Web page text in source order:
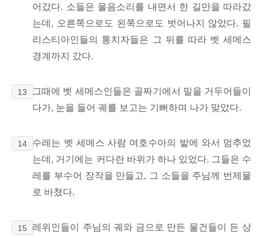
어갔다. 소들은 울음소리를 내면서 한 길만을 따라갔
는데, 오른쪽으로도 왼쪽으로도 벗어나지 않았다. 필
리스티아인들의 통치자들은 그 뒤를 따라 벳 세메스
경계까지 갔다.
13
그때에 벳 세메스인들은 골짜기에서 밀을 거두어들이
다가, 눈을 들어 궤를 보고는 기뻐하며 나가 맞았다.
14
수레는 벳 세메스 사람 여호수아의 밭에 와서 멈추었
는데, 거기에는 커다란 바위가 하나 있었다. 그들은 수
레를 부수어 장작을 만들고, 그 소들을 주님께 번제물
로 바쳤다.
15 레위인들이
주님의 궤와 금으로 만든 물건들이 든 상